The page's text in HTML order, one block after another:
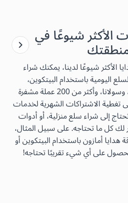
الأكثر شيوعًا في
الأكثر شيوعًا لدينا، يمكنك شراء
اليومية باستخدام البيتكوين،
والإيثيريوم، واللايتكوين، وسولانا، وأكثر من 200 عملة مشفرة
تغطية الاشتراكات الشهرية لخدمات
إلى شراء سلع منزلية، أو أدوات
لك كل ما تحتاجه. على سبيل المثال،
أمازون باستخدام البيتكوين أو
على أي شيء تقريبًا تحتاجه!